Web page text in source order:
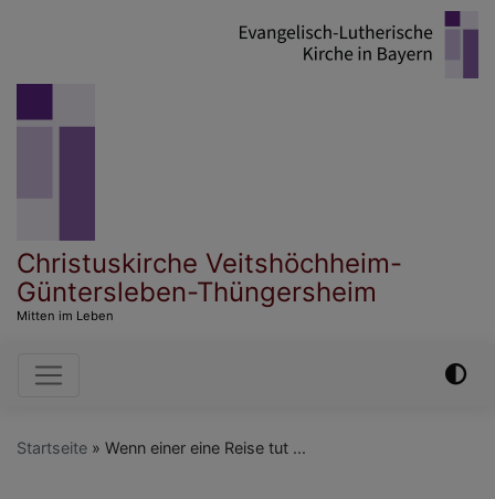
Christuskirche Veitshöchheim-
Güntersleben-Thüngersheim
Mitten im Leben
Hauptnavigation
Startseite Wenn einer eine Reise tut ...